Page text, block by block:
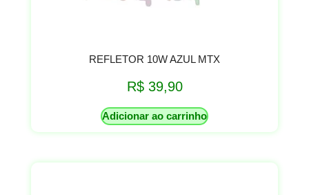
REFLETOR 10W AZUL MTX
R$39,90
Adicionar ao carrinho